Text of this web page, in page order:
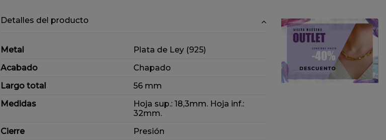
Detalles del producto
Metal
Plata de Ley (925)
Acabado
Chapado
Largo total
56 mm
Medidas
Hoja sup.: 18,3mm. Hoja inf.:
32mm.
Cierre
Presión